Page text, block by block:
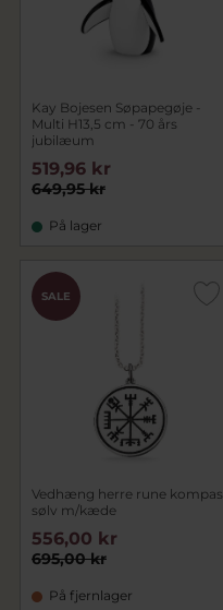
Kay Bojesen Søpapegøje -
Multi H13,5 cm - 70 års
jubilæum
649,95 kr
519,96 kr
På lager
SALE
Vedhæng herre rune kompas
sølv m/kæde
695,00 kr
556,00 kr
På fjernlager